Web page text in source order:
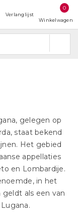
Verlanglijst
0
Winkelwagen
gelegen op
staat bekend
Het gebied
appellaties
en Lombardije.
in het
geldt als een van